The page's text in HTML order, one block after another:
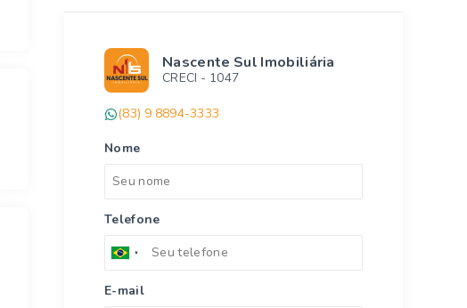
Nascente Sul Imobiliária
CRECI - 1047
(83) 9 8894-3333
Nome
Telefone
E-mail